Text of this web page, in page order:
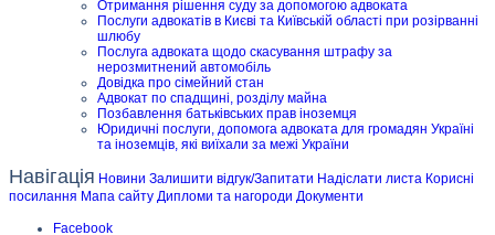
Отримання рішення суду за допомогою адвоката
Послуги адвокатів в Києві та Київській області при розірванні
шлюбу
Послуга адвоката щодо скасування штрафу за
нерозмитнений автомобіль
Довідка про сімейний стан
Адвокат по спадщині, розділу майна
Позбавлення батьківських прав іноземця
Юридичні послуги, допомога адвоката для громадян Україні
та іноземців, які виїхали за межі України
Навігація Новини Залишити відгук/Запитати Надіслати листа Корисні
посилання Мапа сайту Дипломи та нагороди Документи
Facebook